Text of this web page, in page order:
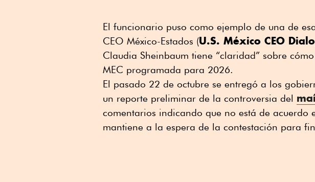
El funcionario puso como ejemplo de una de
CEO México-Estados (U.S. México CEO
Claudia Sheinbaum tiene “claridad” sobre
MEC programada para 2026.
El pasado 22 de octubre se entregó a los
un reporte preliminar de la controversia del
comentarios indicando que no está de acuerdo
mantiene a la espera de la contestación para